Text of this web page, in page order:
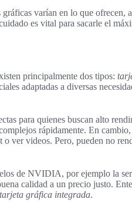
varían en lo que ofrecen,
es vital para sacarle el
principalmente dos tipos:
adaptadas a diversas
para quienes buscan alto
rápidamente. En
o ver videos. Pero, pueden no
de NVIDIA, por ejemplo la
calidad a un precio justo.
tarjeta gráfica integrada.